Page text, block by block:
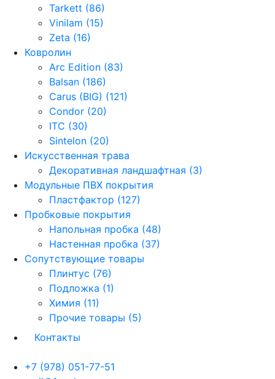
Tarkett (86)
Vinilam (15)
Zeta (16)
Ковролин
Arc Edition (83)
Balsan (186)
Carus (BIG) (121)
Condor (20)
ITC (30)
Sintelon (20)
Искусственная трава
Декоративная ландшафтная (3)
Модульные ПВХ покрытия
Пластфактор (127)
Пробковые покрытия
Напольная пробка (48)
Настенная пробка (37)
Сопутствующие товары
Плинтус (76)
Подложка (1)
Химия (11)
Прочие товары (5)
Контакты
+7 (978) 051-77-51